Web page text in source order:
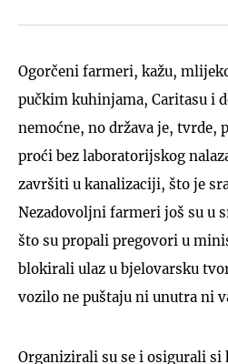
Ogorčeni farmeri, kažu,
pučkim kuhinjama, Caritasu i
nemoćne, no država je, tvrde,
proći bez laboratorijskog
završiti u kanalizaciji, što je
Nezadovoljni farmeri još su u
što su propali pregovori u
blokirali ulaz u bjelovarsku
vozilo ne puštaju ni unutra ni
Organizirali su se i osigurali